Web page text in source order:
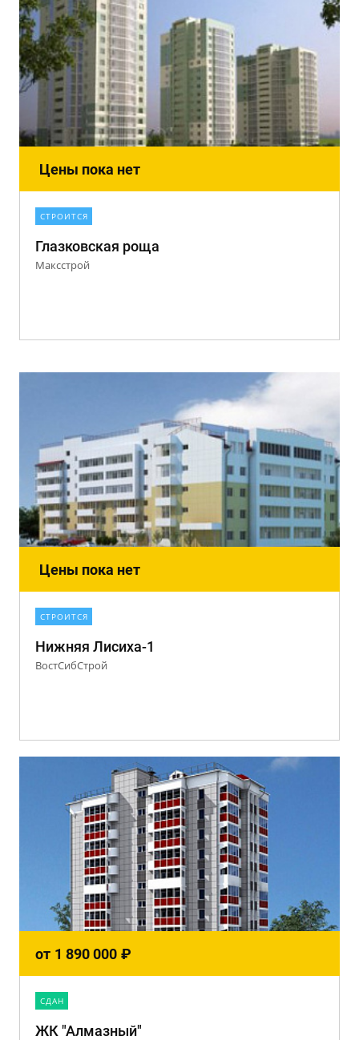
Цены пока нет
СТРОИТСЯ
Глазковская роща
Максстрой
Цены пока нет
СТРОИТСЯ
Нижняя Лисиха-1
ВостСибСтрой
от 1 890 000 ₽
CДАН
ЖК "Алмазный"